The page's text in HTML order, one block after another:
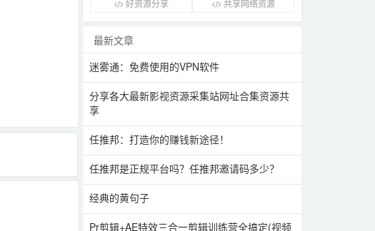
好资源分享
共享网络资源
最新文章
迷雾通：免费使用的VPN软件
分享各大最新影视资源采集站网址合集资源共
享
任推邦：打造你的赚钱新途径！
任推邦是正规平台吗？任推邦邀请码多少？
经典的黄句子
Pr剪辑+AE特效三合一剪辑训练营全搞定(视频